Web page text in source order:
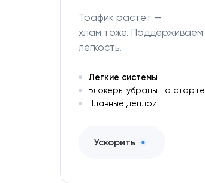
Трафик растет —
хлам тоже. Поддерживаем
легкость.
Легкие системы
Блокеры убраны на старте
Плавные деплои
Ускорить